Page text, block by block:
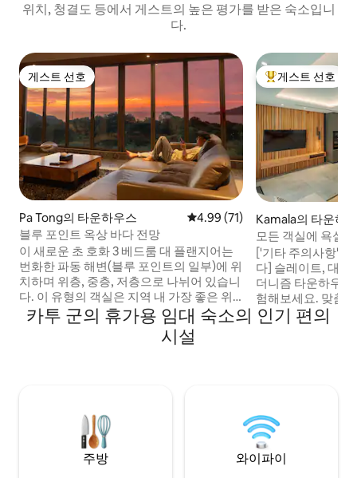
위치, 청결도 등에서 게스트의 높은 평가를 받은 숙소입니
다.
게스트 선호
게스트 선호
Pa Tong의 타운하우스 평점 4.99점(5점 만점), 후기 71
4.99 (71)
블루 포인트 옥상 바다 전망
이 새로운 초 호화 3 베드룸 대 플랜지어는
번화한 파동 해변(블루 포인트의 일부)에 위
치하며 위층, 중층, 저층으로 나뉘어 있습니
다. 이 유형의 객실은 지역 내 가장 좋은 위
치, 가장 좋은 전망, 가장 높은 설비를 갖춘
객실입니다. 현관에는 마스터 베드룸과 거
실이 있으며, 거실에는 대형 가죽 소파가 마
있습니다. 어둠이 내릴 때 놀라운 석양을 감
상하며 파티 바비큐를 즐길 수 있습니다. 초
대형 해변 전망 라운지에서 파다스톤 베이
와 아침부터 저녁까지 변화하는 바다 전망
상위 게스트 선호
게스트 선호
Kamala의 타운하
모든 객실에 욕실
까지 도보 10분
['기타 주의사항'을
다] 슬레이트, 대리
더니즘 타운하우
험해보세요. 맞춤
콘셉트 디자인이
에서 천장까지 이
몇 걸음만 나가면
일, 슈퍼마켓이 있
카투 군의 휴가용 임대 숙소의 인기 편의
시설
주방 와이파이